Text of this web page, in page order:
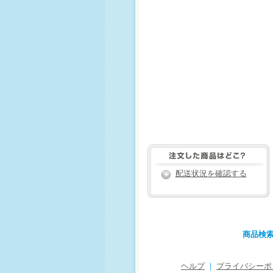
配送状況を確認する
商品検
ヘルプ プライバシー